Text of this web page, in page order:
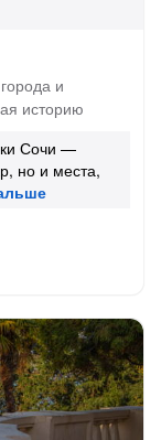
и
историю
Сочи —
но и места,